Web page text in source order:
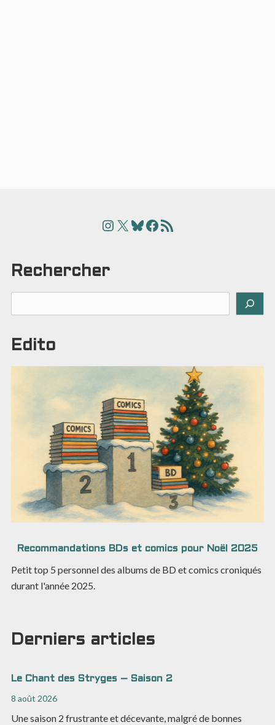
Instagram
X Bluesky
Facebook
Articles
Rechercher
Edito
Recommandations BDs et comics pour Noël 2025
Petit top 5 personnel des albums de BD et comics croniqués
durant l'année 2025.
Derniers articles
Le Chant des Stryges – Saison 2
8 août 2026
Une saison 2 frustrante et décevante, malgré de bonnes